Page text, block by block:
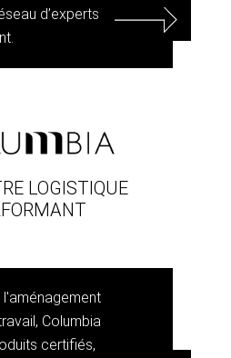
d’experts
LOGISTIQUE
Columbia
certifiés,